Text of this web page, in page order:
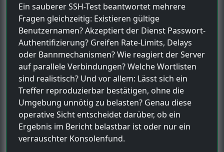
Ein sauberer SSH-Test beantwortet mehrere
Fragen gleichzeitig: Existieren gültige
Benutzernamen? Akzeptiert der Dienst Passwort-
Authentifizierung? Greifen Rate-Limits, Delays
oder Bannmechanismen? Wie reagiert der Server
auf parallele Verbindungen? Welche Wortlisten
sind realistisch? Und vor allem: Lässt sich ein
Treffer reproduzierbar bestätigen, ohne die
Umgebung unnötig zu belasten? Genau diese
operative Sicht entscheidet darüber, ob ein
Ergebnis im Bericht belastbar ist oder nur ein
verrauschter Konsolenfund.